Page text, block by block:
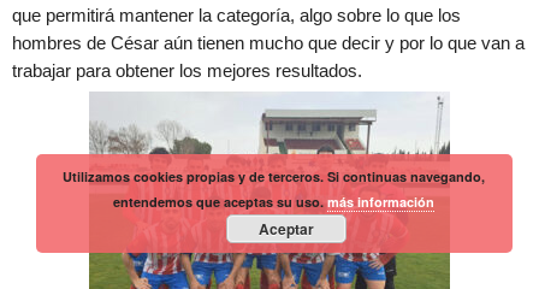
que permitirá mantener la categoría, algo sobre lo que los
hombres de César aún tienen mucho que decir y por lo que van a
trabajar para obtener los mejores resultados.
Utilizamos cookies propias y de terceros. Si continuas navegando,
entendemos que aceptas su uso.más información
Aceptar